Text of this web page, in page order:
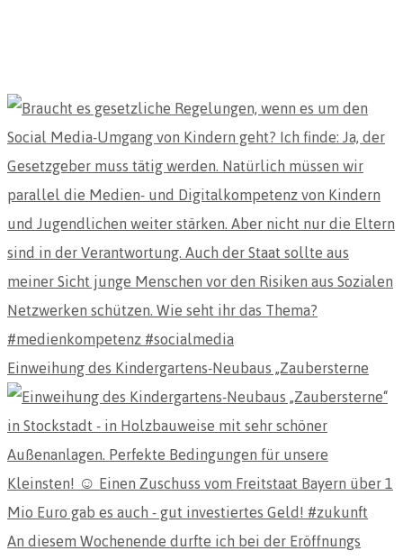
Einweihung des Kindergartens-Neubaus „Zaubersterne
An diesem Wochenende durfte ich bei der Eröffnungs